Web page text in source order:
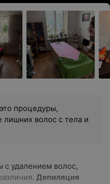
процедуры,
лишних волос с тела и
с удалением волос,
Депиляция